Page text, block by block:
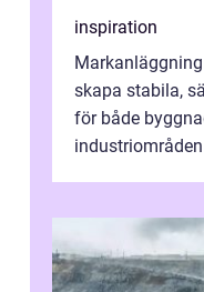
inspiration
skapa stabila,
för både